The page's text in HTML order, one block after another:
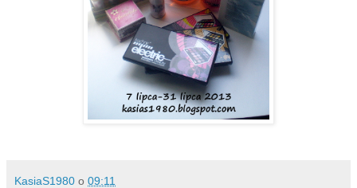
KasiaS1980 o 09:11